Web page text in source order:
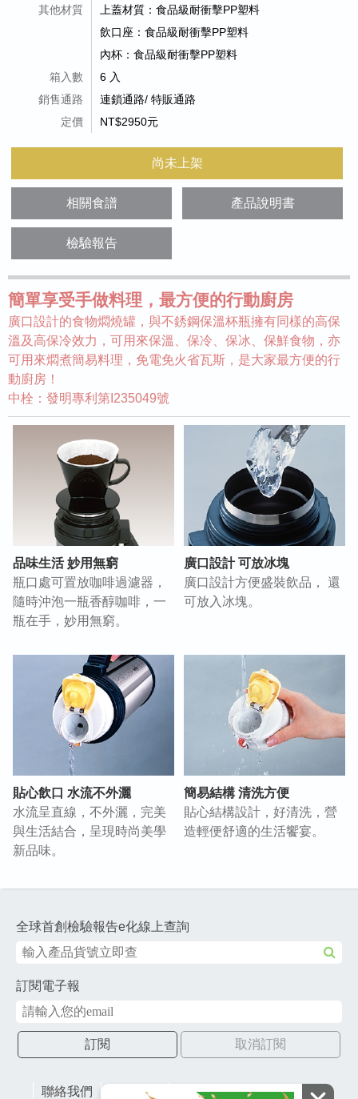
其他材質
上蓋材質：食品級耐衝擊PP塑料
飲口座：食品級耐衝擊PP塑料
內杯：食品級耐衝擊PP塑料
箱入數
6 入
銷售通路
連鎖通路/ 特販通路
定價
NT$2950元
尚未上架
相關食譜 產品說明書
檢驗報告
簡單享受手做料理，最方便的行動廚房
廣口設計的食物燜燒罐，與不銹鋼保溫杯瓶擁有同樣的高保
溫及高保冷效力，可用來保溫、保冷、保冰、保鮮食物，亦
可用來燜煮簡易料理，免電免火省瓦斯，是大家最方便的行
動廚房！
中栓：發明專利第I235049號
品味生活 妙用無窮
瓶口處可置放咖啡過濾器，
隨時沖泡一瓶香醇咖啡，一
瓶在手，妙用無窮。
廣口設計 可放冰塊
廣口設計方便盛裝飲品， 還
可放入冰塊。
貼心飲口 水流不外灑
水流呈直線，不外灑，完美
與生活結合，呈現時尚美學
新品味。
簡易結構 清洗方便
貼心結構設計，好清洗，營
造輕便舒適的生活饗宴。
全球首創檢驗報告e化線上查詢
訂閱電子報
訂閱 取消訂閱
聯絡我們 網站地圖 財團法人有容教育基金會